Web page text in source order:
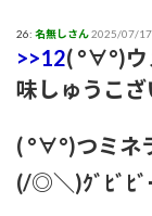
26: 名無しさん2025/07/
>>12( °∀°)
味しゅうこざ
( °∀°)つミネ
(/◎＼)ｸﾞﾋﾞﾋﾞ